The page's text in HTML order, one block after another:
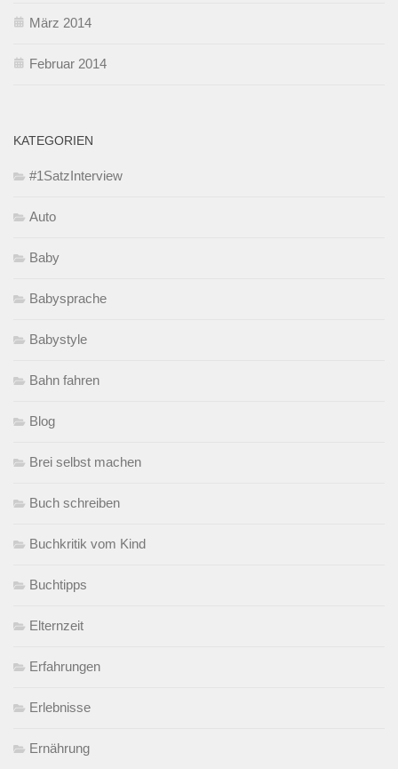
März 2014
Februar 2014
KATEGORIEN
#1SatzInterview
Auto
Baby
Babysprache
Babystyle
Bahn fahren
Blog
Brei selbst machen
Buch schreiben
Buchkritik vom Kind
Buchtipps
Elternzeit
Erfahrungen
Erlebnisse
Ernährung